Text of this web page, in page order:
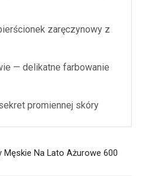
zaręczynowy z
— delikatne farbowanie
promiennej skóry
Męskie Na Lato Ażurowe 600